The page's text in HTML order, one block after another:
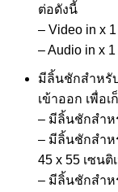
ต่อดังนี้
– Video in x
– Audio in x
มีลิ้นชักสําหรั
เข้าออก เพื่อ
– มีลิ้นชักสําห
– มีลิ้นชักสําห
45 x 55 เซนติ
– มีลิ้นชักสําห